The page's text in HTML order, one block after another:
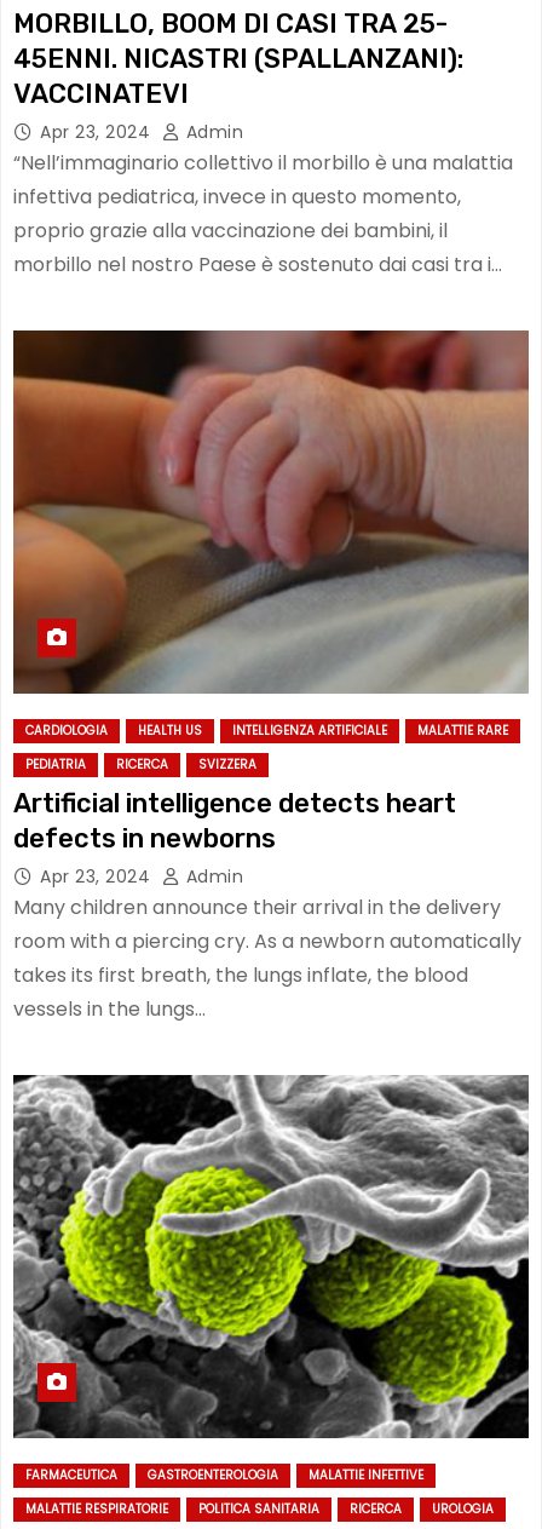
MORBILLO, BOOM DI CASI TRA 25-
45ENNI. NICASTRI (SPALLANZANI):
VACCINATEVI
Apr 23, 2024 Admin
“Nell’immaginario collettivo il morbillo è una malattia
infettiva pediatrica, invece in questo momento,
proprio grazie alla vaccinazione dei bambini, il
morbillo nel nostro Paese è sostenuto dai casi tra i…
CARDIOLOGIA HEALTH US INTELLIGENZA ARTIFICIALE
MALATTIE RARE
PEDIATRIA
RICERCA SVIZZERA
Artificial intelligence detects heart
defects in newborns
Apr 23, 2024 Admin
Many children announce their arrival in the delivery
room with a piercing cry. As a newborn automatically
takes its first breath, the lungs inflate, the blood
vessels in the lungs…
FARMACEUTICA GASTROENTEROLOGIA
MALATTIE INFETTIVE
MALATTIE RESPIRATORIE
POLITICA SANITARIA RICERCA UROLOGIA